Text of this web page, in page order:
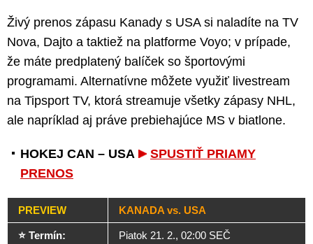
Živý prenos zápasu Kanady s USA si naladíte na TV
Nova, Dajto a taktiež na platforme Voyo; v prípade,
že máte predplatený balíček so športovými
programami. Alternatívne môžete využiť livestream
na Tipsport TV, ktorá streamuje všetky zápasy NHL,
ale napríklad aj práve prebiehajúce MS v biatlone.
HOKEJ CAN – USA
SPUSTIŤ PRIAMY
PRENOS
PREVIEW KANADA vs. USA
⭐ Termín: Piatok 21. 2., 02:00 SEČ